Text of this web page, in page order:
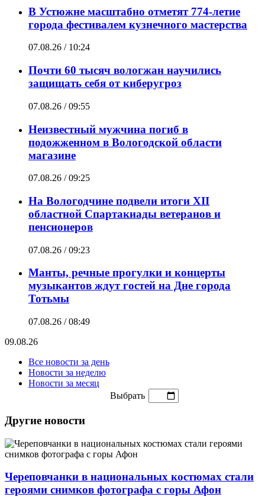
В Устюжне масштабно отметят 774-летие
города фестивалем кузнечного мастерства
07.08.26 / 10:24
Почти 60 тысяч вологжан научились
защищать себя от киберугроз
07.08.26 / 09:55
Неизвестный мужчина погиб в
подожженном в Вологодской области
магазине
07.08.26 / 09:25
На Вологодчине подвели итоги XII
областной Спартакиады ветеранов и
пенсионеров
07.08.26 / 09:23
Манты, речные прогулки и концерты
музыкантов ждут гостей на Дне города
Тотьмы
07.08.26 / 08:49
09.08.26
Все новости за день
Новости за неделю
Новости за месяц
Выбрать
Другие новости
Череповчанки в национальных костюмах стали
героями снимков фотографа с горы Афон